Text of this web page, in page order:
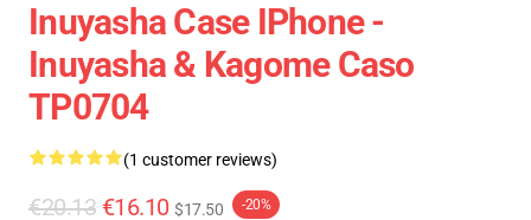
Inuyasha Case IPhone -
Inuyasha & Kagome Caso
TP0704
(1 customer reviews)
€20.13 €16.10 $17.50 -20%